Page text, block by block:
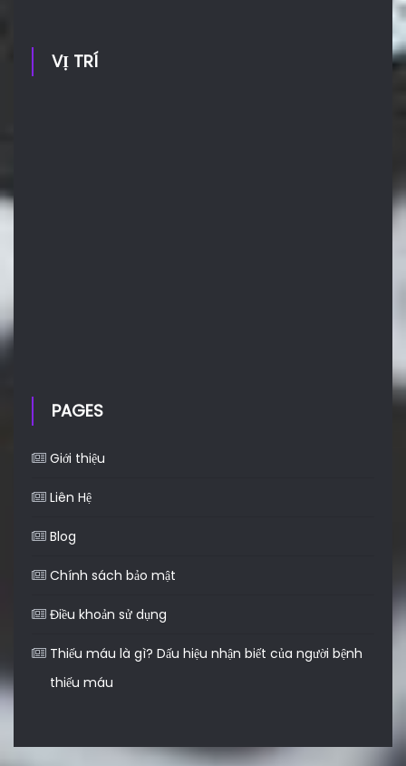
VỊ TRÍ
PAGES
Giới thiệu
Liên Hệ
Blog
Chính sách bảo mật
Điều khoản sử dụng
Thiếu máu là gì? Dấu hiệu nhận biết của người bệnh
thiếu máu